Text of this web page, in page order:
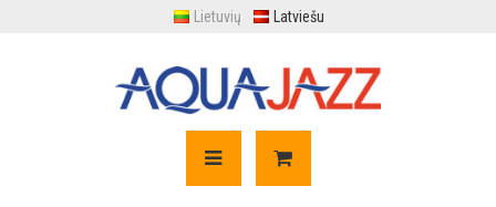
Lietuvių Latviešu